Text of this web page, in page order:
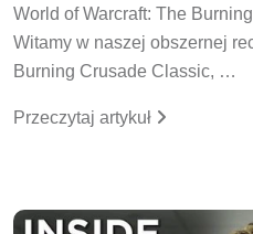
World of Warcraft: The
Witamy w naszej obszernej
Burning Crusade Classic, …
Przeczytaj artykuł